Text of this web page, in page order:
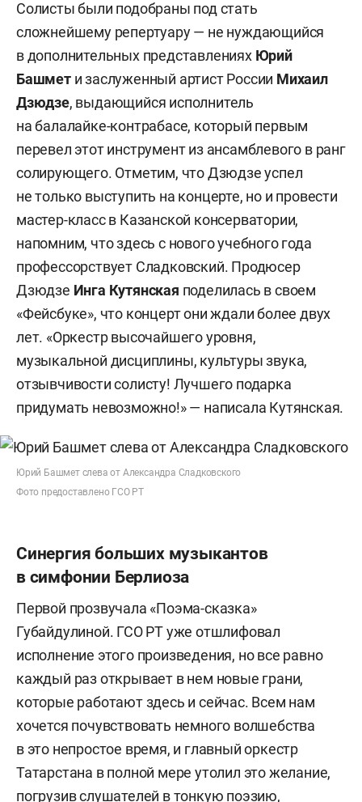
Солисты были подобраны под стать
сложнейшему репертуару — не нуждающийся
в дополнительных представлениях Юрий
Башмети заслуженный артист России Михаил
Дзюдзе, выдающийся исполнитель
на балалайке-контрабасе, который первым
перевел этот инструмент из ансамблевого в ранг
солирующего. Отметим, что Дзюдзе успел
не только выступить на концерте, но и провести
мастер-класс в Казанской консерватории,
напомним, что здесь с нового учебного года
профессорствует Сладковский. Продюсер
Дзюдзе Инга Кутянская поделилась в своем
«Фейсбуке», что концерт они ждали более двух
лет. «Оркестр высочайшего уровня,
музыкальной дисциплины, культуры звука,
отзывчивости солисту! Лучшего подарка
придумать невозможно!» — написала Кутянская.
Юрий Башмет слева от Александра Сладковского
Фото предоставлено ГСО РТ
Синергия больших музыкантов
в симфонии Берлиоза
Первой прозвучала «Поэма-сказка»
Губайдулиной. ГСО РТ уже отшлифовал
исполнение этого произведения, но все равно
каждый раз открывает в нем новые грани,
которые работают здесь и сейчас. Всем нам
хочется почувствовать немного волшебства
в это непростое время, и главный оркестр
Татарстана в полной мере утолил это желание,
погрузив слушателей в тонкую поэзию,